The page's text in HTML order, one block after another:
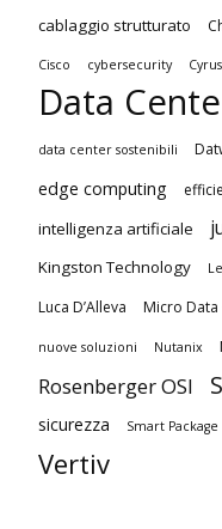
cablaggio strutturato
Cisco cybersecurity
Data
data center sostenibili
edge computing
intelligenza artificiale
Kingston Technology
Luca D’Alleva Micro Data
nuove soluzioni Nutanix
Rosenberger OSI
sicurezza Smart Package
Vertiv